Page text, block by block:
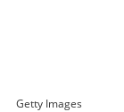
Getty Images